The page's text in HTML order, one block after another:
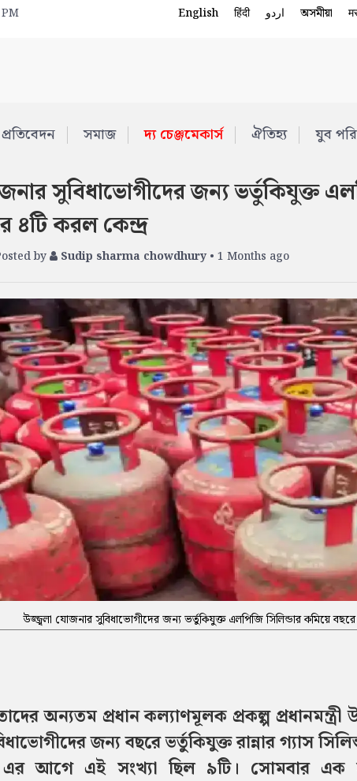
English हिंदी اردو অসমীয়া
সমাজ দ্য চেঞ্জমেকার্স ঐতিহ্য যুব
সুবিধাভোগীদের জন্য ভর্তুকিযুক্ত
৪টি করল কেন্দ্র
by Sudip sharma chowdhury • 1 Months ago
উজ্জ্বলা যোজনার সুবিধাভোগীদের জন্য ভর্তুকিযুক্ত এলপিজি সিলিন্ডার কমিয়ে বছরে
অন্যতম প্রধান কল্যাণমূলক প্রকল্প
জন্য বছরে ভর্তুকিযুক্ত রান্নার গ্যাস
আগে এই সংখ্যা ছিল ৯টি। সোমবার এক